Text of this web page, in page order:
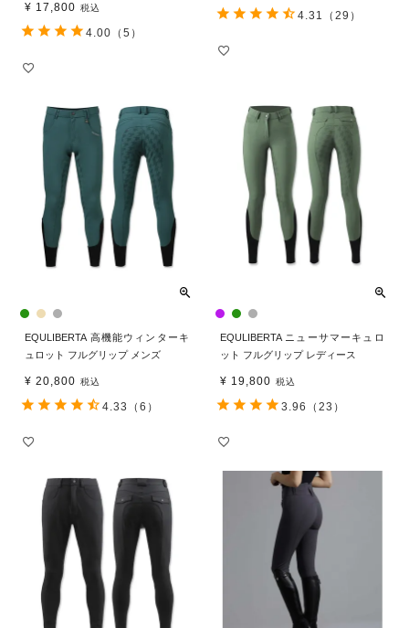
¥ 17,800 税込
4.00 （5）
4.31 （29）
EQULIBERTA 高機能ウィンターキ
ュロット フルグリップ メンズ
¥ 20,800 税込
4.33 （6）
EQULIBERTA ニューサマーキュロ
ット フルグリップ レディース
¥ 19,800 税込
3.96 （23）